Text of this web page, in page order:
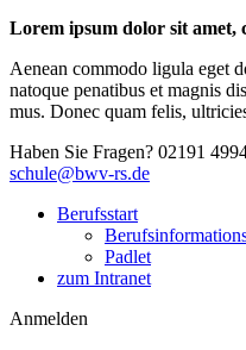
Lorem ipsum dolor sit amet,
Aenean commodo ligula eget
natoque penatibus et magnis
mus. Donec quam felis,
Haben Sie Fragen? 02191
schule@bwv-rs.de
Berufsstart
Padlet
zum Intranet
Anmelden